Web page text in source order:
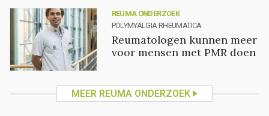
REUMA ONDERZOEK
POLYMYALGIA RHEUMATICA
Reumatologen kunnen meer
voor mensen met PMR doen
MEER REUMA ONDERZOEK